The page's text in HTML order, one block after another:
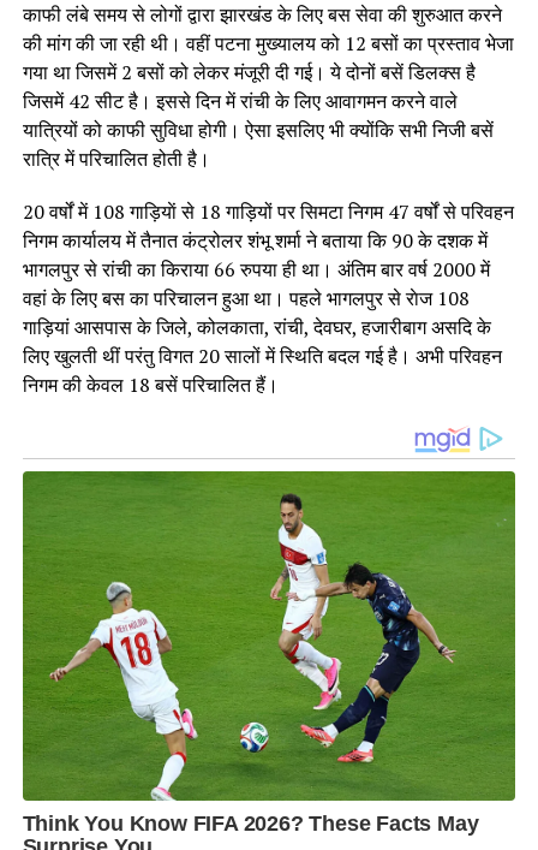
काफी लंबे समय से लोगों द्वारा झारखंड के लिए बस सेवा की शुरुआत करने
की मांग की जा रही थी। वहीं पटना मुख्यालय को 12 बसों का प्रस्ताव भेजा
गया था जिसमें 2 बसों को लेकर मंजूरी दी गई। ये दोनों बसें डिलक्स है
जिसमें 42 सीट है। इससे दिन में रांची के लिए आवागमन करने वाले
यात्रियों को काफी सुविधा होगी। ऐसा इसलिए भी क्योंकि सभी निजी बसें
रात्रि में परिचालित होती है।
20 वर्षों में 108 गाड़ियाें से 18 गाड़ियों पर सिमटा निगम 47 वर्षों से परिवहन
निगम कार्यालय में तैनात कंट्रोलर शंभू शर्मा ने बताया कि 90 के दशक में
भागलपुर से रांची का किराया 66 रुपया ही था। अंतिम बार वर्ष 2000 में
वहां के लिए बस का परिचालन हुआ था। पहले भागलपुर से राेज 108
गाड़ियां आसपास के जिले, कोलकाता, रांची, देवघर, हजारीबाग असदि के
लिए खुलती थीं परंतु विगत 20 सालों में स्थिति बदल गई है। अभी परिवहन
निगम की केवल 18 बसें परिचालित हैं।